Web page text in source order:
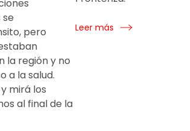
pero
la región y no
a la salud.
mirá los
al final de la
Leer más